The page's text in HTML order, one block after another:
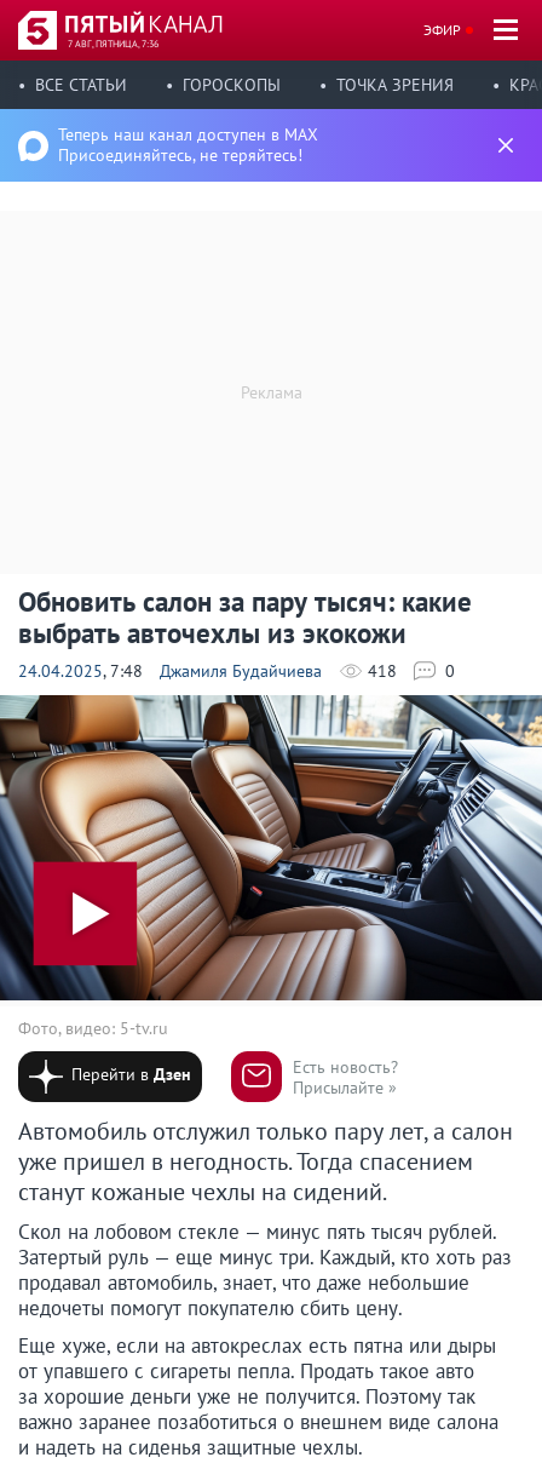
7 АВГ, ПЯТНИЦА, 7:36
ЭФИР
ВСЕ СТАТЬИ ГОРОСКОПЫ ТОЧКА ЗРЕНИЯ
Теперь наш канал доступен в MAX
Присоединяйтесь, не теряйтесь!
Обновить салон за пару тысяч: какие
выбрать авточехлы из экокожи
24.04.2025, 7:48 Джамиля Будайчиева 418 0
Фото, видео: 5-tv.ru
Перейти вДзен
Есть новость?
Присылайте »
Автомобиль отслужил только пару лет, а салон
уже пришел в негодность. Тогда спасением
станут кожаные чехлы на сидений.
Скол на лобовом стекле — минус пять тысяч рублей.
Затертый руль — еще минус три. Каждый, кто хоть раз
продавал автомобиль, знает, что даже небольшие
недочеты помогут покупателю сбить цену.
Еще хуже, если на автокреслах есть пятна или дыры
от упавшего с сигареты пепла. Продать такое авто
за хорошие деньги уже не получится. Поэтому так
важно заранее позаботиться о внешнем виде салона
и надеть на сиденья защитные чехлы.